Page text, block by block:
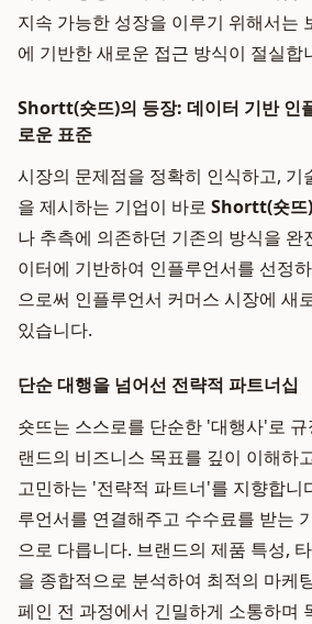
지속 가능한 성장을 이루기 위해서는
에 기반한 새로운 접근 방식이 절실합
Shortt(숏뜨)의 등장: 데이터 기반 인
로운 표준
시장의 문제점을 정확히 인식하고, 기
을 제시하는 기업이 바로 Shortt(숏뜨)
나 추측에 의존하던 기존의 방식을 완
이터에 기반하여 인플루언서를 선정
으로써 인플루언서 커머스 시장에 새
있습니다.
단순 대행을 넘어선 전략적 파트너십
숏뜨는 스스로를 단순한 '대행사'로
랜드의 비즈니스 목표를 깊이 이해하
고민하는 '전략적 파트너'를 지향합니
루언서를 연결해주고 수수료를 받는
으로 다릅니다. 브랜드의 제품 특성,
을 종합적으로 분석하여 최적의 마케
페인 전 과정에서 긴밀하게 소통하며